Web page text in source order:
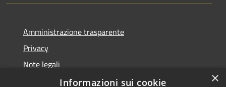
Amministrazione trasparente
Privacy
Note legali
Dichiarazione di accessibilità
×
Informazioni sui cookie